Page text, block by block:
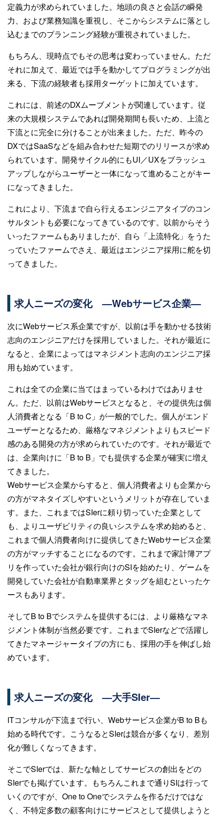
定義力が求められていました。地頭の良さと会話の瞬発
力、および業務知識を重視し、そこからシステムに落とし
込むまでのプランニング経験が重視されていました。
もちろん、現時点でもその思考は変わっていません。ただ
それに加えて、最近では手を動かしてプログラミングが出
来る、下流の経験者も採用ターゲットに加えています。
これには、前述のDXムーブメントが関連しています。従
来の大規模システムであれば開発期間も長いため、上流と
下流とに完全に分けることが出来ました。ただ、昨今の
DXではSaaSなどを組み合わせた短期でのリリースが求め
られています。開発サイクル的にもUI／UXをブラッシュ
アップしながらユーザーと一体になって進めることがキー
になってきました。
これにより、下流まで自ら行えるエンジニアタイプのコン
サルタントも必要になってきているのです。以前からそう
いったファームもありましたが、自ら「上流特化」をうた
っていたファームでさえ、最近はエンジニア採用に舵を切
ってきました。
求人ニーズの変化 —Webサービス企業—
次にWebサービス系企業ですが、以前は手を動かせる技術
志向のエンジニアだけを採用していました。それが最近に
なると、企業によってはマネジメント志向のエンジニア採
用も始めています。
これは全ての企業に当てはまっているわけではありませ
ん。ただ、以前はWebサービスとなると、その提供先は個
人消費者となる「B to C」が一般的でした。個人がエンド
ユーザーとなるため、厳格なマネジメントよりもスピード
感のある開発の方が求められていたのです。それが最近で
は、企業向けに「B to B」でも提供する企業が確実に増え
てきました。
Webサービス企業からすると、個人消費者よりも企業から
の方がマネタイズしやすいというメリットが存在していま
す。また、これまではSIerに頼り切っていた企業として
も、よりユーザビリティの良いシステムを求め始めると、
これまで個人消費者向けに提供してきたWebサービス企業
の方がマッチすることになるのです。これまで家計簿アプ
リを作っていた会社が銀行向けのSIを始めたり、ゲームを
開発していた会社が自動車業界とタッグを組むといったケ
ースもあります。
そしてB to Bでシステムを提供するには、より厳格なマネ
ジメント体制が当然必要です。これまでSIerなどで活躍し
てきたマネージャータイプの方にも、採用の手を伸ばし始
めています。
求人ニーズの変化 —大手SIer—
ITコンサルが下流まで行い、Webサービス企業がB to Bも
始める時代です。こうなるとSIerは競合が多くなり、差別
化が難しくなってきます。
そこでSIerでは、新たな軸としてサービスの創出をどの
SIerでも掲げています。もちろんこれまで通りSIは行って
いくのですが、One to Oneでシステムを作るだけではな
く、不特定多数の顧客向けにサービスとして提供しようと